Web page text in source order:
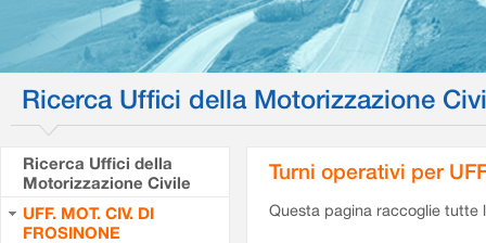
Ricerca Uffici della Motorizzazione
Ricerca Uffici della
Motorizzazione Civile
UFF. MOT. CIV. DI
FROSINONE
Turni operativi per
Questa pagina raccoglie tutte